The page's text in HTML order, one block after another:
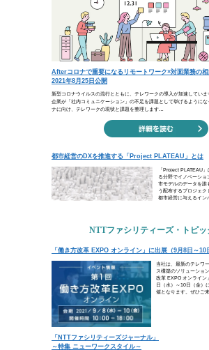
本メールは、NTTアーバ
などにご来場、お申込み
実際は
人生は学
「トム・
愚かさを
けましょ
ビジネスコラム
Afterコロナで重要に
都市経営のDXを推
トピックス
「働き方改革 EXPO